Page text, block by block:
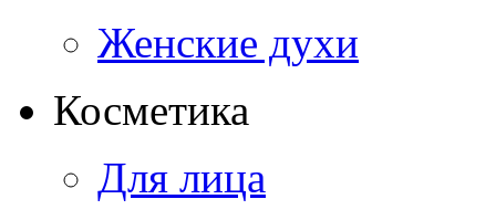
Женские духи
Косметика
Для лица